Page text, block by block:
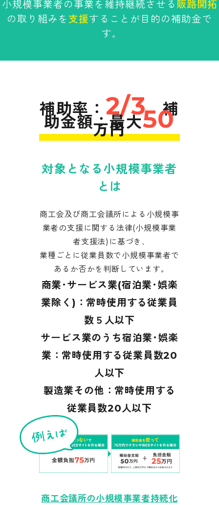
小規模事業者の事業を維持継続させる 販路開拓
の取り組みを 支援することが目的の補助金で
す｡
補助率： 2/3補
助金額：最大50
万円
対象となる小規模事業者
とは
商工会及び商工会議所による小規模事
業者の支援に関する法律(小規模事業
者支援法)に基づき､
業種ごとに従業員数で小規模事業者で
あるか否かを判断しています｡
商業･サービス業(宿泊業･娯楽
業除く)：常時使用する従業員
数５人以下
サービス業のうち宿泊業･娯楽
業：常時使用する従業員数20
人以下
製造業その他：常時使用する
従業員数20人以下
商工会議所の小規模事業者持続化